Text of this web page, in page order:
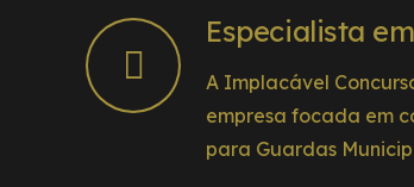
Especialista
A Implacável
empresa focada em
para Guardas